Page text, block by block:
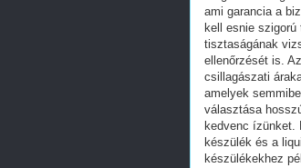
ami garancia a
kell esnie
tisztaságának
ellenőrzését is.
csillagászati
amelyek
választása
kedvenc ízünket.
készülék és a
készülékekhez